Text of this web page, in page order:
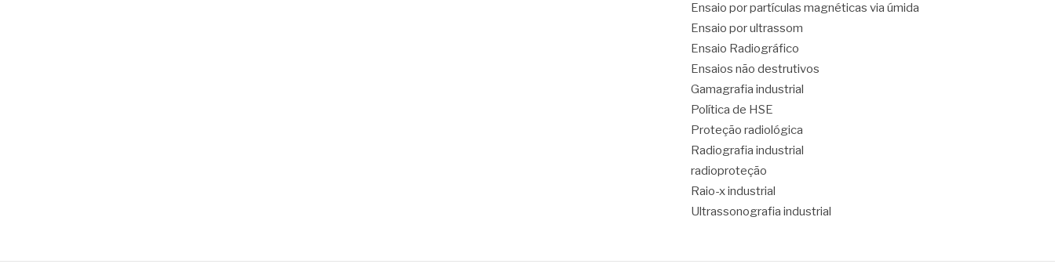
Ensaio por partículas magnéticas via úmida
Ensaio por ultrassom
Ensaio Radiográfico
Ensaios não destrutivos
Gamagrafia industrial
Política de HSE
Proteção radiológica
Radiografia industrial
radioproteção
Raio-x industrial
Ultrassonografia industrial